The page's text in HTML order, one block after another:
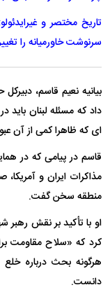
تاریخ مختصر و
سرنوشت خاورمیانه را
بیانیه نعیم قاسم،
داد که مسئله لبنان
ای که ظاهرا کمی از آن
قاسم در پیامی که در
مذاکرات ایران و آمریکا،
منطقه سخن گفت.
او با تأکید بر نقش
کرد که «سلاح مقاومت
هرگونه بحث درباره
دانست.